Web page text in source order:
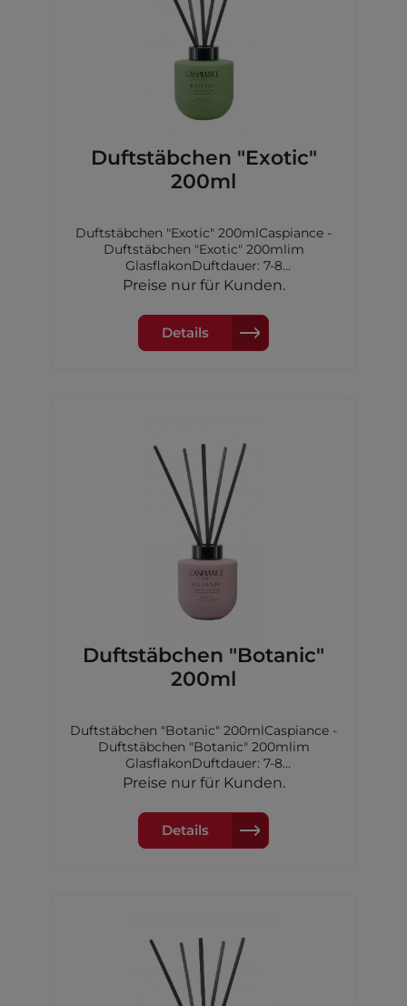
Duftstäbchen "Exotic"
200ml
Duftstäbchen "Exotic" 200mlCaspiance -
Duftstäbchen "Exotic" 200mlim
GlasflakonDuftdauer: 7-8
WochenKopfnote: Grapefruit,
GuaveHerznote: Maiglöckchen, Magnolie,
Geranie,MeeresnotenBasisnote: Amber,
Moschus, Tonkabohne, Hölzer
Preise nur für Kunden.
Details
Duftstäbchen "Botanic"
200ml
Duftstäbchen "Botanic" 200mlCaspiance -
Duftstäbchen "Botanic" 200mlim
GlasflakonDuftdauer: 7-8
WochenKopfnote: OrangeHerznote:
Preise nur für Kunden.
Details